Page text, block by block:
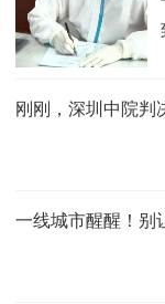
刚刚，深圳中院判
一线城市醒醒！别